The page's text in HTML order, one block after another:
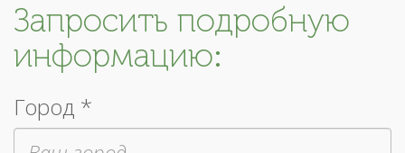
Запросить подробную
информацию:
Город *